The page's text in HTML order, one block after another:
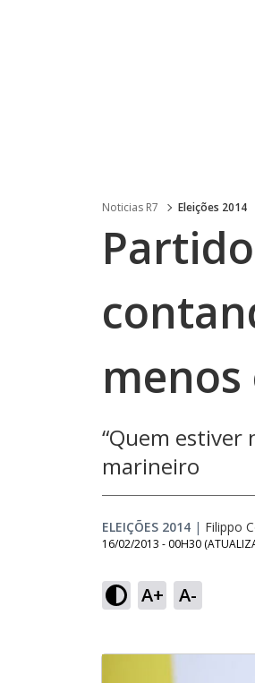
Noticias R7 Eleições 2014
“Quem estiver
marineiro
ELEIÇÕES 2014 | Filippo
16/02/2013 - 00H30
A+ A-